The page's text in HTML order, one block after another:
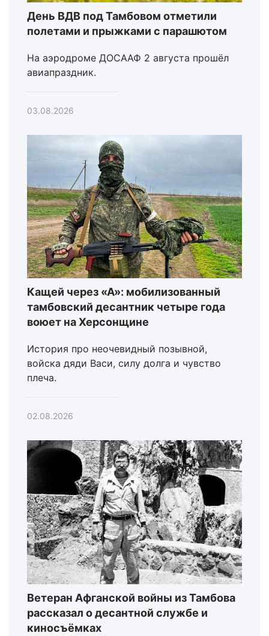
День ВДВ под Тамбовом отметили
полетами и прыжками с парашютом
На аэродроме ДОСААФ 2 августа прошёл
авиапраздник.
03.08.2026
Кащей через «А»: мобилизованный
тамбовский десантник четыре года
воюет на Херсонщине
История про неочевидный позывной,
войска дяди Васи, силу долга и чувство
плеча.
02.08.2026
Ветеран Афганской войны из Тамбова
рассказал о десантной службе и
киносъёмках